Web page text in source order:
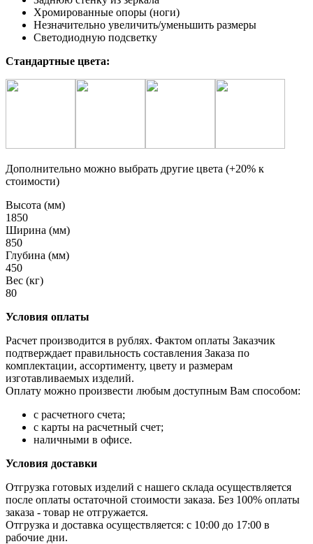
Хромированные опоры (ноги)
Незначительно увеличить/уменьшить размеры
Светодиодную подсветку
Стандартные цвета:
Дополнительно можно выбрать другие цвета (+20% к
стоимости)
Высота (мм)
1850
Ширина (мм)
850
Глубина (мм)
450
Вес (кг)
80
Условия оплаты
Расчет производится в рублях. Фактом оплаты Заказчик
подтверждает правильность составления Заказа по
комплектации, ассортименту, цвету и размерам
изготавливаемых изделий.
Оплату можно произвести любым доступным Вам способом:
с расчетного счета;
с карты на расчетный счет;
наличными в офисе.
Условия доставки
Отгрузка готовых изделий с нашего склада осуществляется
после оплаты остаточной стоимости заказа. Без 100% оплаты
заказа - товар не отгружается.
Отгрузка и доставка осуществляется: с 10:00 до 17:00 в
рабочие дни.